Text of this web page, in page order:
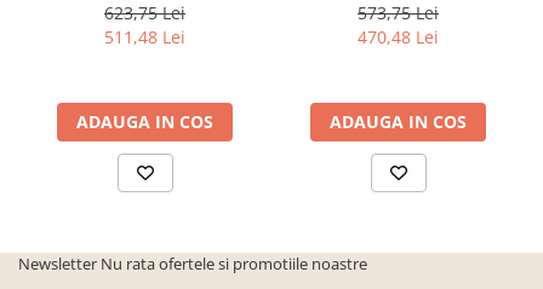
Mese birou
Scaune conferinta-vizitator
Seturi mobilier birou complet
Canapele copii
623,75 Lei
511,48 Lei
ADAUGA IN COS
573,75 Lei
470,48 Lei
ADAUGA IN COS
Newsletter Nu rata ofertele si promotiile noastre